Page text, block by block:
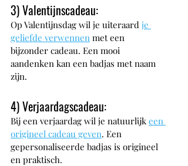
3) Valentijnscadeau:
Op Valentijnsdag wil je uiteraard je
geliefde verwennen met een
bijzonder cadeau. Een mooi
aandenken kan een badjas met naam
zijn.
4) Verjaardagscadeau:
Bij een verjaardag wil je natuurlijk een
origineel cadeau geven. Een
gepersonaliseerde badjas is origineel
en praktisch.